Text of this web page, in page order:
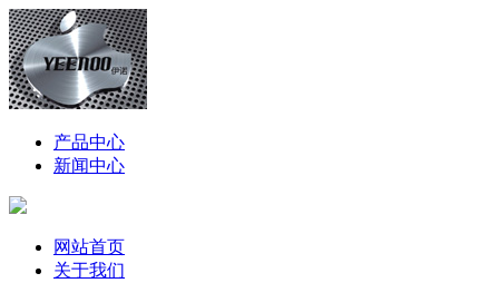
产品中心
新闻中心
网站首页
关于我们